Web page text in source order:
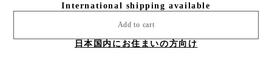
International shipping available
Add to cart
日本国内にお住まいの方向け